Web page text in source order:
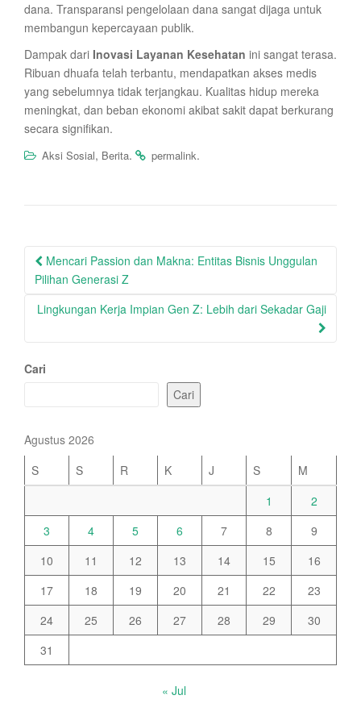
dana. Transparansi pengelolaan dana sangat dijaga untuk
membangun kepercayaan publik.
Dampak dari Inovasi Layanan Kesehatan ini sangat terasa.
Ribuan dhuafa telah terbantu, mendapatkan akses medis
yang sebelumnya tidak terjangkau. Kualitas hidup mereka
meningkat, dan beban ekonomi akibat sakit dapat berkurang
secara signifikan.
Aksi Sosial, Berita. permalink.
Post
navigation
Mencari Passion dan Makna: Entitas Bisnis Unggulan
Pilihan Generasi Z
Lingkungan Kerja Impian Gen Z: Lebih dari Sekadar Gaji
Cari
Cari
Agustus 2026
S
S R K J S
M
1
2
3
4 5 6 7 8
9
10
11 12 13 14 15
16
17
18 19 20 21 22
23
24
25 26 27 28 29
30
31
« Jul